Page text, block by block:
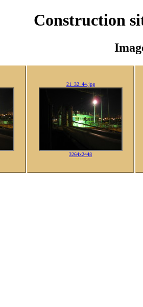
Construction
21_32_44.jpg
3264x2448